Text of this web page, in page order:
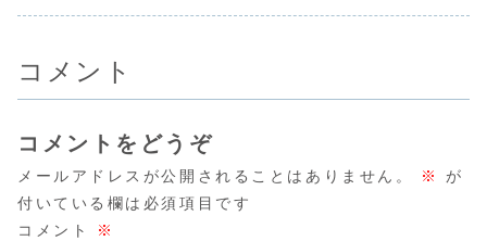
コメント
コメントをどうぞ
メールアドレスが公開されることはありません。 ※
が
付いている欄は必須項目です
コメント
※